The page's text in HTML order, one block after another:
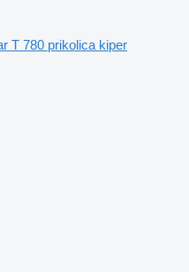
T 780 prikolica kiper